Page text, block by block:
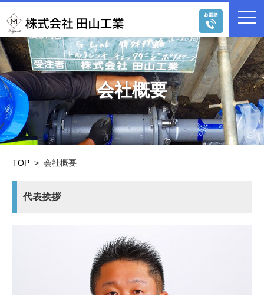
株式会社 田山工業
03-
6240-
5455
会社概要
TOP > 会社概要
代表挨拶